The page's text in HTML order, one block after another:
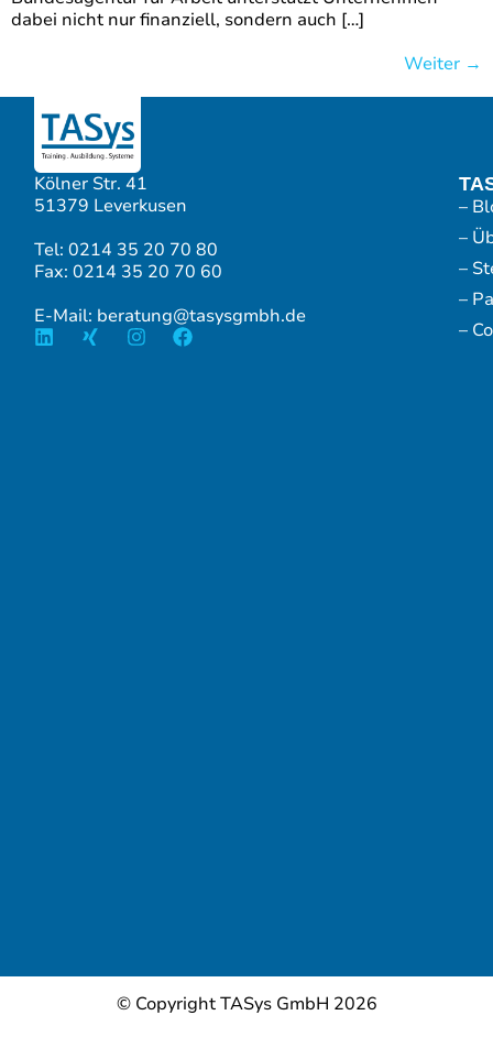
dabei nicht nur finanziell, sondern auch […]
Weiter →
Kölner Str. 41
51379 Leverkusen
Tel: 0214 35 20 70 80
Fax: 0214 35 20 70 60
E-Mail: beratung@tasysgmbh.de
–
–
–
–
–
© Copyright TASys GmbH 2026